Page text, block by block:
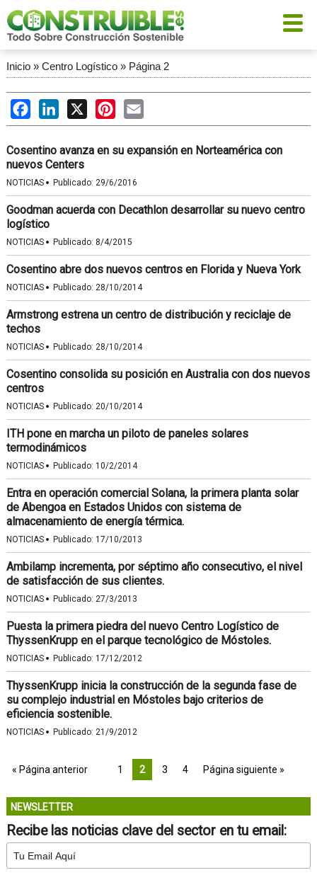
Inicio» Centro Logístico» Página 2
FacebookLinkedIn
X PinterestEmail
Cosentino avanza en su expansión en Norteamérica con
nuevos Centers
NOTICIAS · Publicado: 29/6/2016
Goodman acuerda con Decathlon desarrollar su nuevo centro
logístico
NOTICIAS · Publicado: 8/4/2015
Cosentino abre dos nuevos centros en Florida y Nueva York
NOTICIAS · Publicado: 28/10/2014
Armstrong estrena un centro de distribución y reciclaje de
techos
NOTICIAS · Publicado: 28/10/2014
Cosentino consolida su posición en Australia con dos nuevos
centros
NOTICIAS · Publicado: 20/10/2014
ITH pone en marcha un piloto de paneles solares
termodinámicos
NOTICIAS · Publicado: 10/2/2014
Entra en operación comercial Solana, la primera planta solar
de Abengoa en Estados Unidos con sistema de
almacenamiento de energía térmica.
NOTICIAS · Publicado: 17/10/2013
Ambilamp incrementa, por séptimo año consecutivo, el nivel
de satisfacción de sus clientes.
NOTICIAS · Publicado: 27/3/2013
Puesta la primera piedra del nuevo Centro Logístico de
ThyssenKrupp en el parque tecnológico de Móstoles.
NOTICIAS · Publicado: 17/12/2012
ThyssenKrupp inicia la construcción de la segunda fase de
su complejo industrial en Móstoles bajo criterios de
eficiencia sostenible.
NOTICIAS · Publicado: 21/9/2012
« Página anterior 1 2 3 4 Página siguiente »
NEWSLETTER
Recibe las noticias clave del sector en tu email: